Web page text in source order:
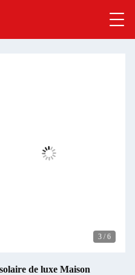
3 / 6
de luxe Maison